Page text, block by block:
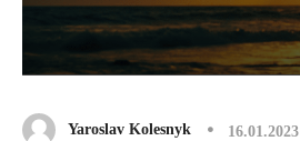
Yaroslav Kolesnyk 16.01.2023